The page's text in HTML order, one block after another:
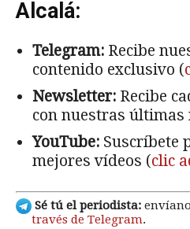
Alcalá:
Telegram: Recibe
contenido exclusivo (
Newsletter: Recibe
con nuestras últimas
YouTube: Suscríbete
mejores vídeos (clic
Sé tú el periodista:
través de Telegram.